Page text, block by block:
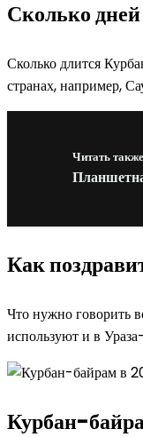
Сколько
Сколько длится
странах, например,
Читать
Как
Что нужно говорить
используют и в
Курбан-